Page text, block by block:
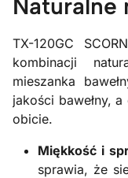
Naturalne
TX-120GC
kombinacji
mieszanka
jakości bawełny,
obicie.
Miękkość i
sprawia, że